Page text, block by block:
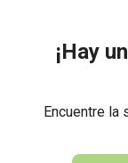
¡Hay
Encuentre la